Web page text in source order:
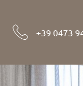
+39 0473